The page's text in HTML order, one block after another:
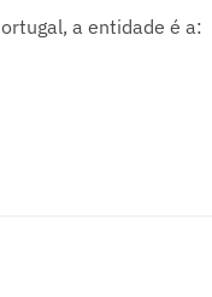
a entidade é a: